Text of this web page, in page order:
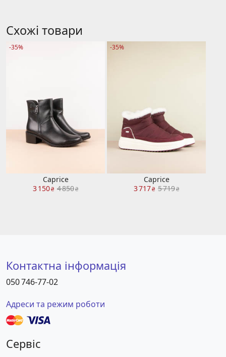
Схожі товари
-35%
Caprice
3 150₴ 4 850₴
-35%
Caprice
3 717₴ 5 719₴
Контактна інформація
050 746-77-02
Адреси та режим роботи
Сервіс